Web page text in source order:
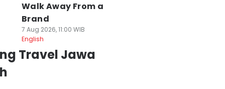
Walk Away From a
Brand
7 Aug 2026, 11:00 WIB
English
Travel Jawa